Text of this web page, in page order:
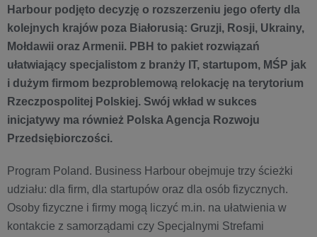
Harbour podjęto decyzję o rozszerzeniu jego oferty dla
kolejnych krajów poza Białorusią: Gruzji, Rosji, Ukrainy,
Mołdawii oraz Armenii. PBH to pakiet rozwiązań
ułatwiający specjalistom z branży IT, startupom, MŚP jak
i dużym firmom bezproblemową relokację na terytorium
Rzeczpospolitej Polskiej. Swój wkład w sukces
inicjatywy ma również Polska Agencja Rozwoju
Przedsiębiorczości.
Program Poland. Business Harbour obejmuje trzy ścieżki
udziału: dla firm, dla startupów oraz dla osób fizycznych.
Osoby fizyczne i firmy mogą liczyć m.in. na ułatwienia w
kontakcie z samorządami czy Specjalnymi Strefami